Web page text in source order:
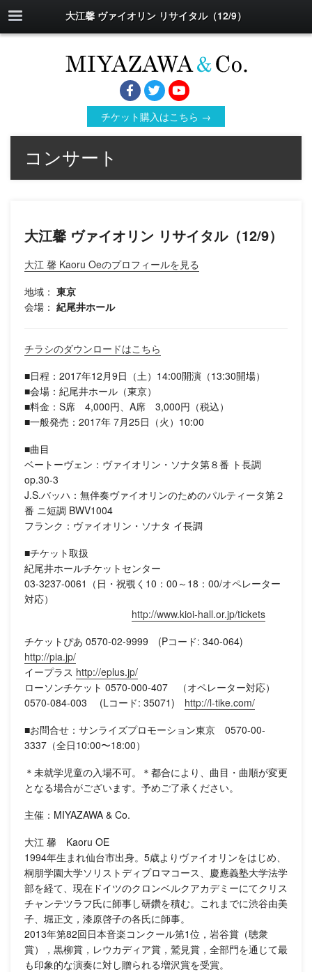
大江馨 ヴァイオリン リサイタル（12/9）
チケット購入はこちら →
コンサート
大江馨 ヴァイオリン リサイタル（12/9）
大江 馨 Kaoru Oeのプロフィールを見る
地域： 東京
会場： 紀尾井ホール
チラシのダウンロードはこちら
■日程：2017年12月9日（土）14:00開演（13:30開場）
■会場：紀尾井ホール（東京）
■料金：S席 4,000円、A席 3,000円（税込）
■一般発売：2017年 7月25日（火）10:00
■曲目
ベートーヴェン：ヴァイオリン・ソナタ第８番 ト長調
op.30-3
J.S.バッハ：無伴奏ヴァイオリンのためのパルティータ第２
番 ニ短調 BWV1004
フランク：ヴァイオリン・ソナタ イ長調
■チケット取扱
紀尾井ホールチケットセンター
03-3237-0061（日・祝覗く10：00～18：00/オペレーター
対応）
http://www.kioi-hall.or.jp/tickets
チケットぴあ 0570-02-9999 (Pコード: 340-064)
http://pia.jp/
イープラス http://eplus.jp/
ローソンチケット 0570-000-407 （オペレーター対応）
0570-084-003 (Lコード: 35071) http://l-tike.com/
■お問合せ：サンライズプロモーション東京 0570-00-
3337（全日10:00〜18:00）
＊未就学児童の入場不可。＊都合により、曲目・曲順が変更
となる場合がございます。予めご了承ください。
主催：MIYAZAWA & Co.
大江 馨 Kaoru OE
1994年生まれ仙台市出身。5歳よりヴァイオリンをはじめ、
桐朋学園大学ソリストディプロマコース、慶應義塾大学法学
部を経て、現在ドイツのクロンベルクアカデミーにてクリス
チャンテツラフ氏に師事し研鑽を積む。これまでに渋谷由美
子、堀正文，漆原啓子の各氏に師事。
2013年第82回日本音楽コンクール第1位，岩谷賞（聴衆
賞），黒柳賞，レウカディア賞，鷲見賞，全部門を通じて最
も印象的な演奏に対し贈られる増沢賞を受賞。